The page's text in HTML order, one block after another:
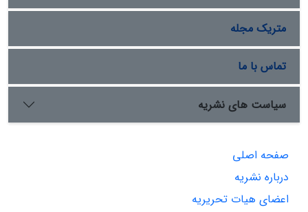
متریک مجله
تماس با ما
سیاست های نشریه
صفحه اصلی
درباره نشریه
اعضای هیات تحریریه